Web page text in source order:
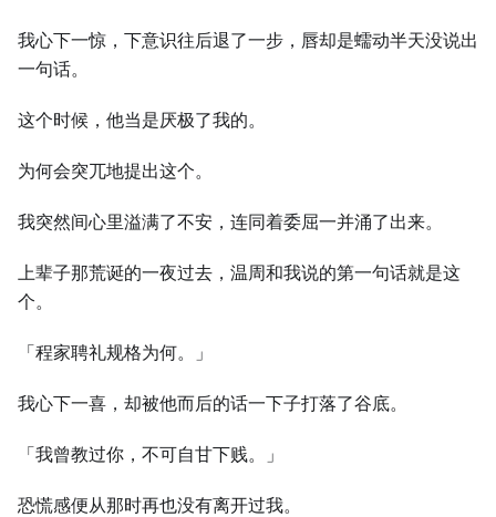
我心下一惊，下意识往后退了一步，唇却是蠕动半天没说出
一句话。
这个时候，他当是厌极了我的。
为何会突兀地提出这个。
我突然间心里溢满了不安，连同着委屈一并涌了出来。
上辈子那荒诞的一夜过去，温周和我说的第一句话就是这
个。
「程家聘礼规格为何。」
我心下一喜，却被他而后的话一下子打落了谷底。
「我曾教过你，不可自甘下贱。」
恐慌感便从那时再也没有离开过我。